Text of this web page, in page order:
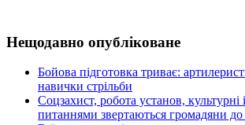
Нещодавно опубліковане
Бойова підготовка триває:
навички стрільби
Соцзахист, робота установ, культурні
питаннями звертаються громадяни